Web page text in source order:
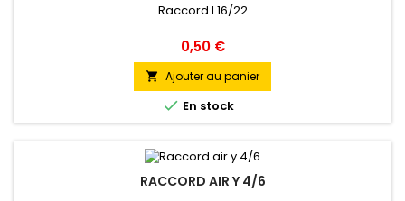
Raccord I 16/22
Prix
0,50 €
 Ajouter au panier
 En stock
RACCORD AIR Y 4/6